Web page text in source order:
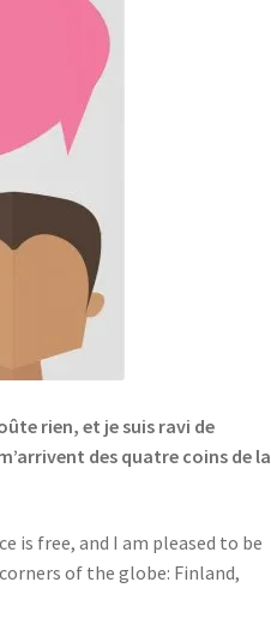
rien, et je suis ravi de
des quatre coins de la
is free, and I am pleased to be
of the globe: Finland,